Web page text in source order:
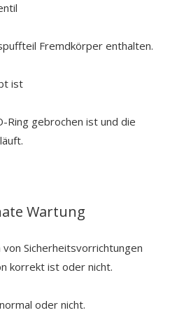
Fremdkörper enthalten.
ist
Ring gebrochen ist und die
Wartung
Sicherheitsvorrichtungen
korrekt ist oder nicht.
oder nicht.